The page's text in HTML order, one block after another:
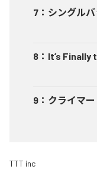
7 ： シングル
8 ： It’s Finally
9 ： クライマー
TTT inc